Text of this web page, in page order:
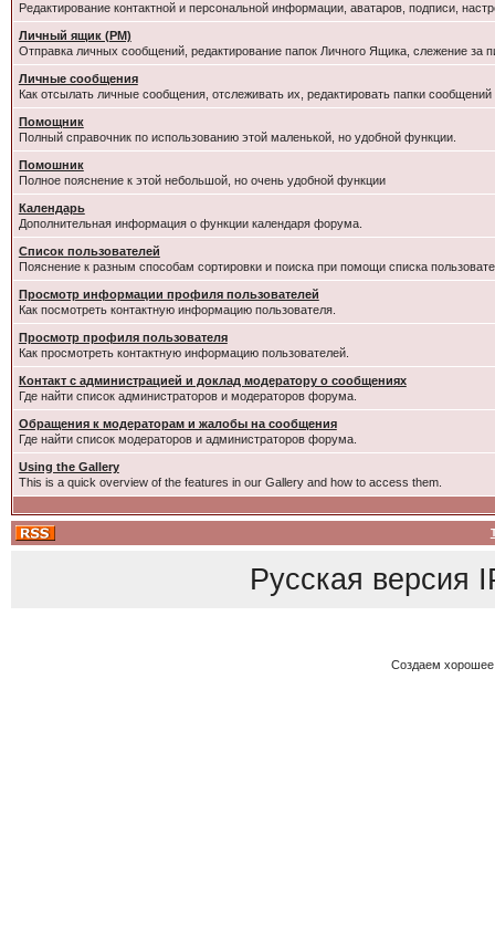
Редактирование контактной и персональной информации, аватаров, подписи,
Личный ящик (PM)
Отправка личных сообщений, редактирование папок Личного Ящика, слежение за
Личные сообщения
Как отсылать личные сообщения, отслеживать их, редактировать папки
Помощник
Полный справочник по использованию этой маленькой, но удобной функции.
Помошник
Полное пояснение к этой небольшой, но очень удобной функции
Календарь
Дополнительная информация о функции календаря форума.
Список пользователей
Пояснение к разным способам сортировки и поиска при помощи списка
Просмотр информации профиля пользователей
Как посмотреть контактную информацию пользователя.
Просмотр профиля пользователя
Как просмотреть контактную информацию пользователей.
Контакт с администрацией и доклад модератору о сообщениях
Где найти список администраторов и модераторов форума.
Обращения к модераторам и жалобы на сообщения
Где найти список модераторов и администраторов форума.
Using the Gallery
This is a quick overview of the features in our Gallery and how to access them.
Русская версия
Создаем